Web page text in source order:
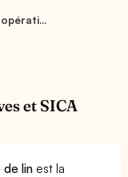
et SICA
de linest la